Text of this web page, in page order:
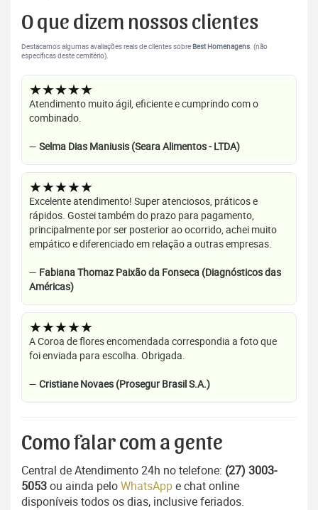
O que dizem nossos clientes
Destacamos algumas avaliações reais de clientes sobreBest Homenagens . (não
específicas deste cemitério).
★★★★★
Atendimento muito ágil, eficiente e cumprindo com o
combinado.
— Selma Dias Maniusis (Seara Alimentos - LTDA)
★★★★★
Excelente atendimento! Super atenciosos, práticos e
rápidos. Gostei também do prazo para pagamento,
principalmente por ser posterior ao ocorrido, achei muito
empático e diferenciado em relação a outras empresas.
— Fabiana Thomaz Paixão da Fonseca (Diagnósticos das
Américas)
★★★★★
A Coroa de flores encomendada correspondia a foto que
foi enviada para escolha. Obrigada.
— Cristiane Novaes (Prosegur Brasil S.A.)
Como falar com a gente
Central de Atendimento 24h no telefone: (27) 3003-
5053ou ainda peloWhatsAppe chat online
disponíveis todos os dias, inclusive feriados.